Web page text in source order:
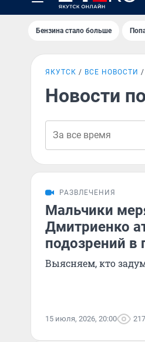
Бензина стало больше
ЯКУТСК ВСЕ НОВОСТИ
Новости
РАЗВЛЕЧЕНИЯ
Мальчики
Дмитриенко
подозрений в
Выясняем, кто
15 июля, 2026, 20:00 217